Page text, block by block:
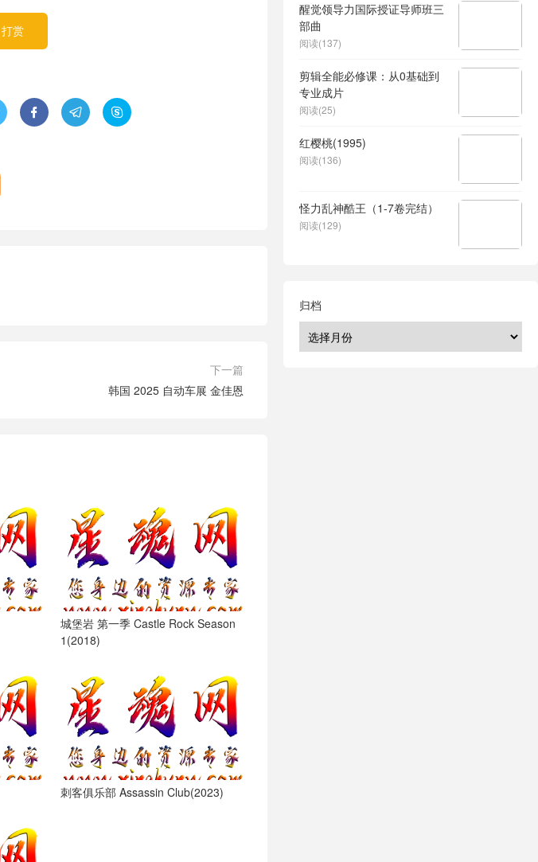
打赏
  
下一篇
韩国 2025 自动车展 金佳恩
城堡岩 第一季 Castle Rock Season
1(2018)
刺客俱乐部 Assassin Club(2023)
醒觉领导力国际授证导师班三
部曲
阅读(137)
剪辑全能必修课：从0基础到
专业成片
阅读(25)
红樱桃(1995)
阅读(136)
怪力乱神酷王（1-7卷完结）
阅读(129)
归档